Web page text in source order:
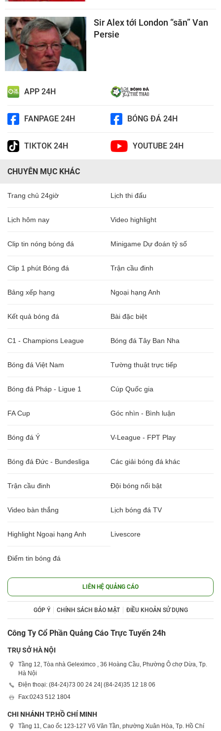
Sir Alex tới London “săn” Van
Persie
APP 24H
FANPAGE 24H BÓNG ĐÁ 24H
TIKTOK 24H YOUTUBE 24H
CHUYÊN MỤC KHÁC
Trang chủ 24giờ Lịch thi đấu
Lịch hôm nay Video highlight
Clip tin nóng bóng đá Minigame Dự đoán tỷ số
Clip 1 phút Bóng đá Trận cầu đinh
Bảng xếp hạng Ngoại hạng Anh
Kết quả bóng đá Bài đặc biệt
C1 - Champions League Bóng đá Tây Ban Nha
Bóng đá Việt Nam Tường thuật trực tiếp
Bóng đá Pháp - Ligue 1 Cúp Quốc gia
FA Cup Góc nhìn - Bình luận
Bóng đá Ý V-League - FPT Play
Bóng đá Đức - Bundesliga Các giải bóng đá khác
Trận cầu đinh Đội bóng nổi bật
Video bàn thắng Lịch bóng đá TV
Highlight Ngoại hạng Anh Livescore
Điểm tin bóng đá
LIÊN HỆ QUẢNG CÁO
GÓP Ý CHÍNH SÁCH BẢO MẬT ĐIỀU KHOẢN SỬ DỤNG
Công Ty Cổ Phần Quảng Cáo Trực Tuyến 24h
TRỤ SỞ HÀ NỘI
Tầng 12, Tòa nhà Geleximco , 36 Hoàng Cầu, Phường Ô chợ Dừa, Tp.
Hà Nội
Điện thoại: (84-24)73 00 24 24| (84-24)35 12 18 06
Fax:0243 512 1804
CHI NHÁNH TP.HỒ CHÍ MINH
Tầng 11, Cao ốc 123-127 Võ Văn Tần, phường Xuân Hòa, Tp. Hồ Chí